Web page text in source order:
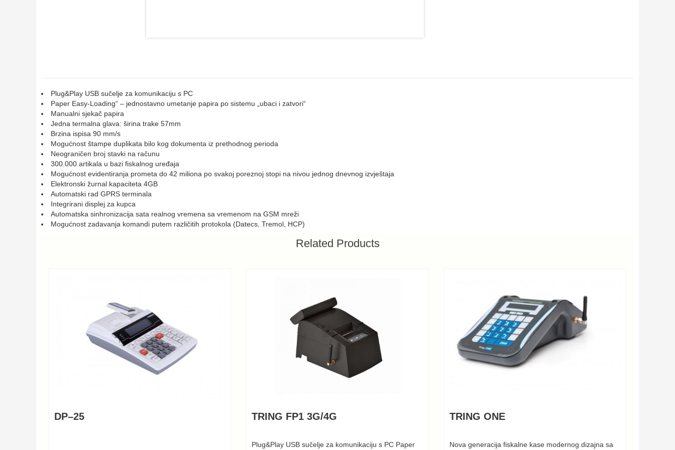
Plug&Play USB sučelje za komunikaciju s PC
Paper Easy-Loading“ – jednostavno umetanje papira po sistemu „ubaci i zatvori“
Manualni sjekač papira
Jedna termalna glava: širina trake 57mm
Brzina ispisa 90 mm/s
Mogućnost štampe duplikata bilo kog dokumenta iz prethodnog perioda
Neograničen broj stavki na računu
300.000 artikala u bazi fiskalnog uređaja
Mogućnost evidentiranja prometa do 42 miliona po svakoj poreznoj stopi na nivou jednog dnevnog izvještaja
Elektronski žurnal kapaciteta 4GB
Automatski rad GPRS terminala
Integrirani displej za kupca
Automatska sinhronizacija sata realnog vremena sa vremenom na GSM mreži
Mogućnost zadavanja komandi putem različitih protokola (Datecs, Tremol, HCP)
Related Products
DP–25 TRING FP1 3G/4G
Plug&Play USB sučelje za komunikaciju s PC Paper
TRING ONE
Nova generacija fiskalne kase modernog dizajna sa